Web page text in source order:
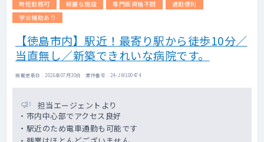
時短勤務可
綺麗な施設 専門医資格不問
通勤便利
学会補助あり
【徳島市内】駅近！最寄り駅から徒歩10分／
当直無し／新築できれいな病院です。
掲載更新日 : 2026年07月30日 案件番号 : 24-JW100474
担当エージェントより
・市内中心部でアクセス良好
・駅近のため電車通勤も可能です